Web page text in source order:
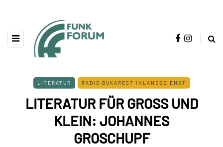
LITERATUR RADIO BUKAREST INLANDSDIENST
LITERATUR FÜR GROSS UND
KLEIN: JOHANNES
GROSCHUPF